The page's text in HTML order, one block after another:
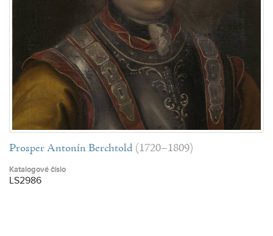
Prosper Antonín Berchtold (1720–1809)
Katalogové číslo
LS2986